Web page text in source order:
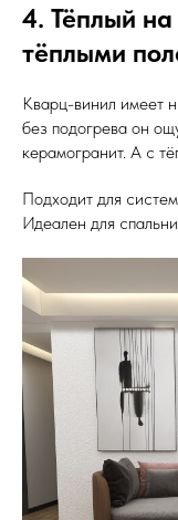
4. Тёплый
тёплыми
Кварц-винил имеет
без подогрева он
керамогранит. А с
Подходит для
Идеален для